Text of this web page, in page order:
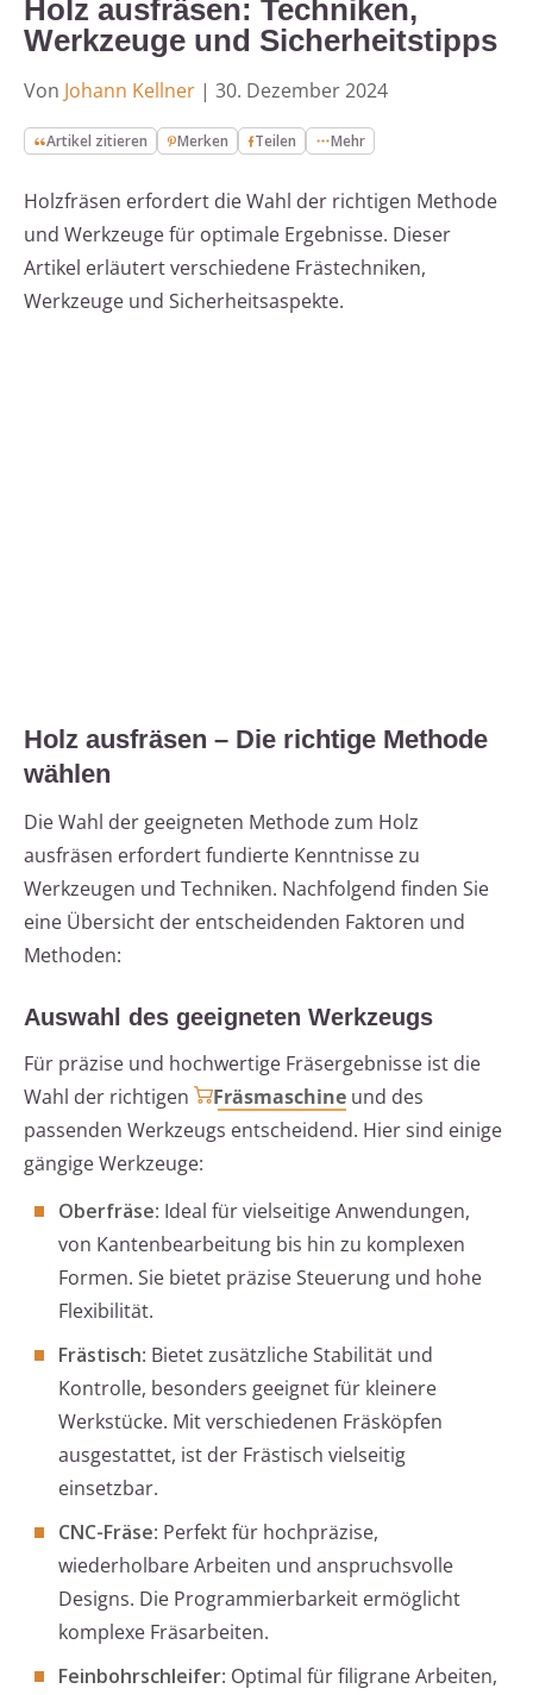
Holz ausfräsen: Techniken,
Werkzeuge und Sicherheitstipps
Von Johann Kellner | 30. Dezember 2024
Artikel zitieren Merken Teilen Mehr
Holzfräsen erfordert die Wahl der richtigen Methode
und Werkzeuge für optimale Ergebnisse. Dieser
Artikel erläutert verschiedene Frästechniken,
Werkzeuge und Sicherheitsaspekte.
Holz ausfräsen – Die richtige Methode
wählen
Die Wahl der geeigneten Methode zum Holz
ausfräsen erfordert fundierte Kenntnisse zu
Werkzeugen und Techniken. Nachfolgend finden Sie
eine Übersicht der entscheidenden Faktoren und
Methoden:
Auswahl des geeigneten Werkzeugs
Für präzise und hochwertige Fräsergebnisse ist die
Wahl der richtigen
Fräsmaschine und des
passenden Werkzeugs entscheidend. Hier sind einige
gängige Werkzeuge:
Oberfräse: Ideal für vielseitige Anwendungen,
von Kantenbearbeitung bis hin zu komplexen
Formen. Sie bietet präzise Steuerung und hohe
Flexibilität.
Frästisch: Bietet zusätzliche Stabilität und
Kontrolle, besonders geeignet für kleinere
Werkstücke. Mit verschiedenen Fräsköpfen
ausgestattet, ist der Frästisch vielseitig
einsetzbar.
CNC-Fräse: Perfekt für hochpräzise,
wiederholbare Arbeiten und anspruchsvolle
Designs. Die Programmierbarkeit ermöglicht
komplexe Fräsarbeiten.
Feinbohrschleifer: Optimal für filigrane Arbeiten,